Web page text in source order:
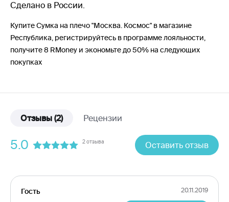
Сделано в России.
Купите Сумка на плечо "Москва. Космос" в магазине
Республика, регистрируйтесь в программе лояльности,
получите 8 RMoney и экономьте до 50% на следующих
покупках
Отзывы (2) Рецензии
5.0 2 отзыва Оставить отзыв
Гость 20.11.2019